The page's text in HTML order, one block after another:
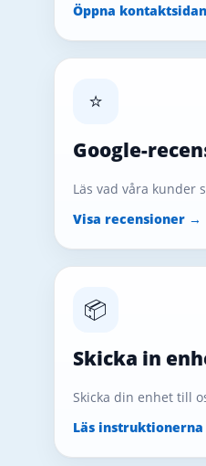
Öppna
⭐
Google-
Läs vad våra kunder
Visa recensioner →
📦
Skicka in
Skicka din enhet till
Läs